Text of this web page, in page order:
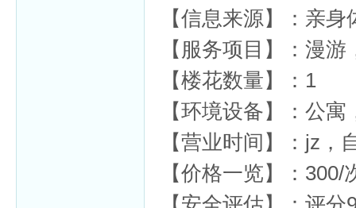
【信息来源】：亲身
【服务项目】：漫
【楼花数量】：1
【环境设备】：公
【营业时间】：jz，
【价格一览】：300/